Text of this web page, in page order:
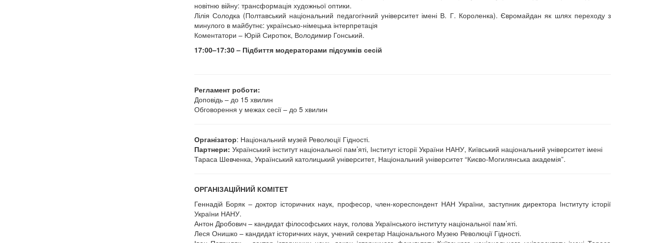
новітню війну: трансформація художньої оптики.
Лілія Солодка (Полтавський національний педагогічний університет імені В. Г. Короленка). Євромайдан як шлях переходу з
минулого в майбутнє: українсько-німецька інтерпретація
Коментатори – Юрій Сиротюк, Володимир Гонський.
17:00–17:30 – Підбиття модераторами підсумків сесій
Регламент роботи:
Доповідь – до 15 хвилин
Обговорення у межах сесії – до 5 хвилин
Організатор: Національний музей Революції Гідності.
Партнери: Український інститут національної пам’яті, Інститут історії України НАНУ, Київський національний університет імені
Тараса Шевченка, Український католицький університет, Національний університет “Києво-Могилянська академія”.
ОРГАНІЗАЦІЙНИЙ КОМІТЕТ
Геннадій Боряк – доктор історичних наук, професор, член-кореспондент НАН України, заступник директора Інституту історії
України НАНУ.
Антон Дробович – кандидат філософських наук, голова Українського інституту національної пам’яті.
Леся Онишко – кандидат історичних наук, учений секретар Національного Музею Революції Гідності.